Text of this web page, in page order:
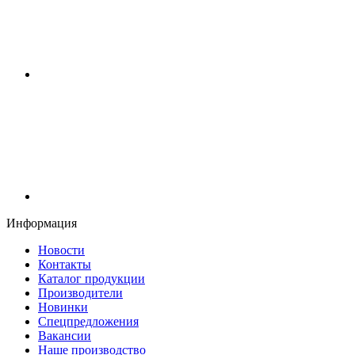
Информация
Новости
Контакты
Каталог продукции
Производители
Новинки
Спецпредложения
Вакансии
Наше производство